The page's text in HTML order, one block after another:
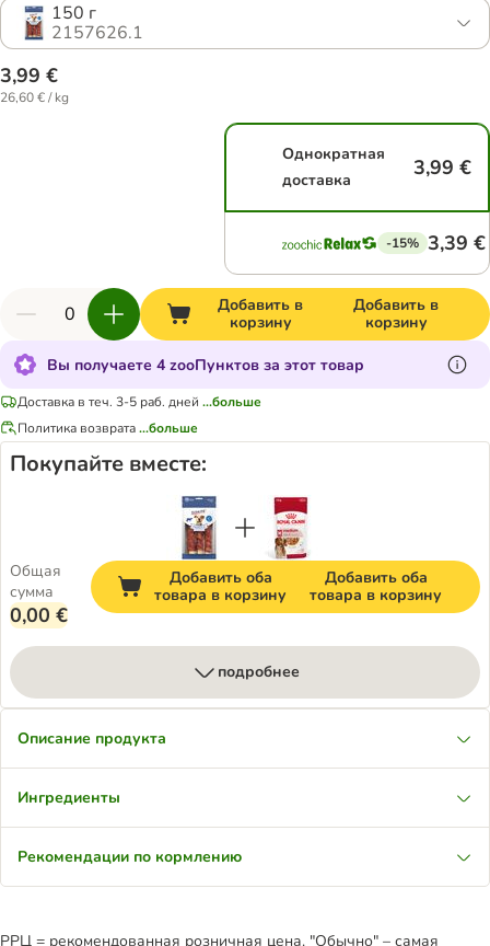
150 г
2157626.1
3,99 €
26,60 € / kg
Однократная
доставка
3,99 €
-15% 3,39 €
Добавить в
корзину
Добавить в
корзину
Вы получаете 4 zooПунктов за этот товар
Доставка в теч. 3-5 раб. дней ...больше
Политика возврата...больше
Покупайте вместе:
Общая
сумма
0,00 €
Добавить оба
товара в корзину
Добавить оба
товара в корзину
подробнее
Описание продукта
Ингредиенты
Рекомендации по кормлению
РРЦ = рекомендованная розничная цена. "Обычно" – самая